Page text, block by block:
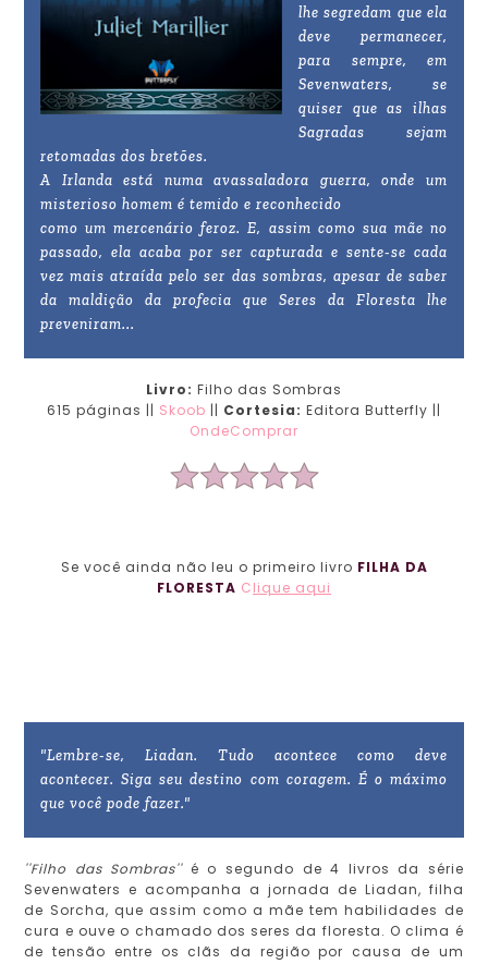
lhe segredam que ela
deve permanecer,
para sempre, em
Sevenwaters, se
quiser que as ilhas
Sagradas sejam
retomadas dos bretões.
A Irlanda está numa avassaladora guerra, onde um
misterioso homem é temido e reconhecido
como um mercenário feroz. E, assim como sua mãe no
passado, ela acaba por ser capturada e sente-se cada
vez mais atraída pelo ser das sombras, apesar de saber
da maldição da profecia que Seres da Floresta lhe
preveniram...
Livro: Filho das Sombras
615 páginas || Skoob || Cortesia: Editora Butterfly ||
OndeComprar
Se você ainda não leu o primeiro livro FILHA DA
FLORESTA Clique aqui
"Lembre-se, Liadan. Tudo acontece como deve
acontecer. Siga seu destino com coragem. É o máximo
que você pode fazer."
''Filho das Sombras''é o segundo de 4 livros da série
Sevenwaters e acompanha a jornada de Liadan, filha
de Sorcha, que assim como a mãe tem habilidades de
cura e ouve o chamado dos seres da floresta. O clima é
de tensão entre os clãs da região por causa de um